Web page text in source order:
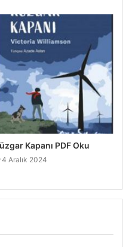
Kapanı PDF Oku
4 Aralık 2024